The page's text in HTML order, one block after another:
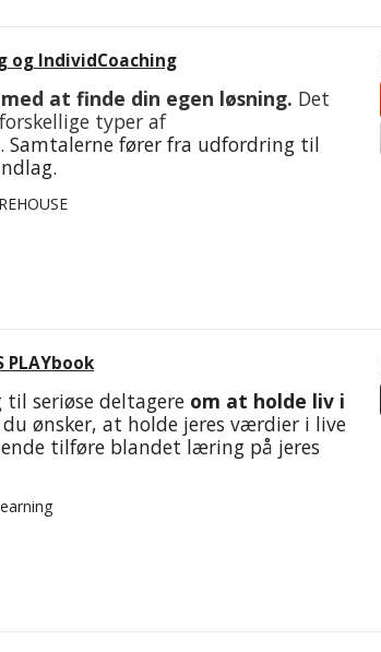
og IndividCoaching
at finde din egen løsning. Det
typer af
Samtalerne fører fra udfordring til
PLAYbook
til seriøse deltagere om at holde liv i
du ønsker, at holde jeres værdier i live
tilføre blandet læring på jeres